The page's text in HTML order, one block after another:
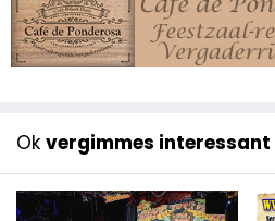
Ok vergimmes interessant